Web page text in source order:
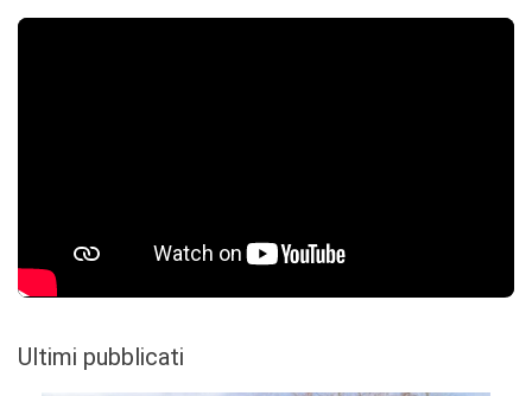
Ultimi pubblicati